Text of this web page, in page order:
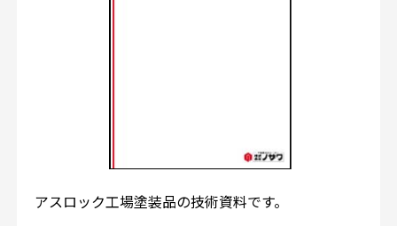
アスロック工場塗装品の技術資料です。